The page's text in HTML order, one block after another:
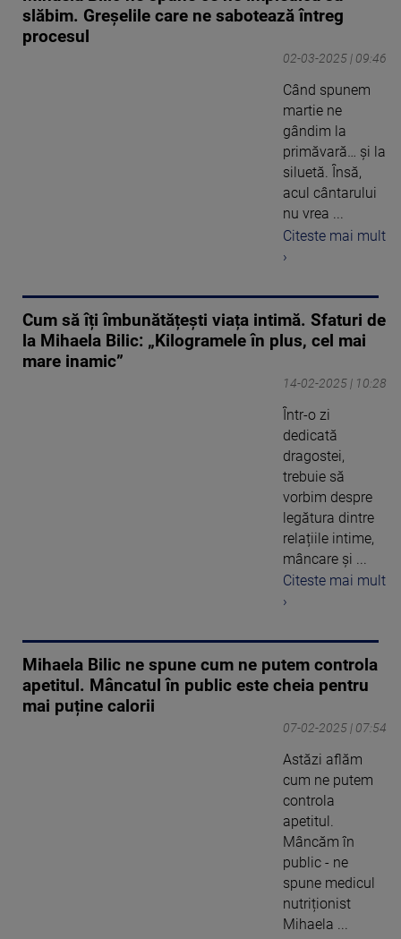
slăbim. Greșelile care ne sabotează întreg
procesul
02-03-2025 | 09:46
Când spunem
martie ne
gândim la
primăvară… și la
siluetă. Însă,
acul cântarului
nu vrea ...
Citeste mai mult
›
Cum să îți îmbunătățești viața intimă. Sfaturi de
la Mihaela Bilic: „Kilogramele în plus, cel mai
mare inamic”
14-02-2025 | 10:28
Într-o zi
dedicată
dragostei,
trebuie să
vorbim despre
legătura dintre
relațiile intime,
mâncare și ...
Citeste mai mult
›
Mihaela Bilic ne spune cum ne putem controla
apetitul. Mâncatul în public este cheia pentru
mai puține calorii
07-02-2025 | 07:54
Astăzi aflăm
cum ne putem
controla
apetitul.
Mâncăm în
public - ne
spune medicul
nutriționist
Mihaela ...